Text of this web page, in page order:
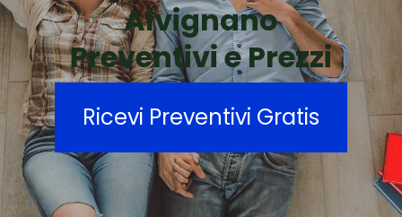
Alvignano
Preventivi e Prezzi
Ricevi Preventivi Gratis